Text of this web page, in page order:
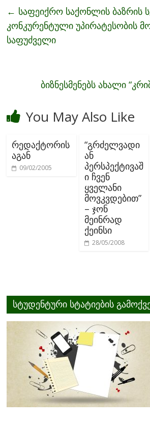
b
o
o
er l e
← საფეიქრო საქონლის ბაზრის
კონკურენტული უპირატესობის
საფუძველი
ბიზნესმენებს ახალი
You May Also Like
რედაქტორის
აგან
09/02/2005
“გრძელვადი
ან
პერსპექტივაშ
ი ჩვენ
ყველანი
მოვკვდებით”
– ჯონ
მეინრად
ქეინსი
28/05/2008
სტუდენტური სტატიების